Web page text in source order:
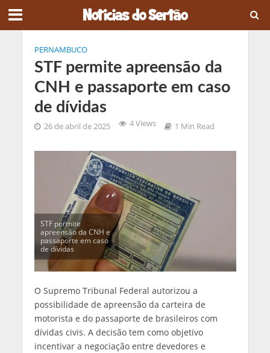
PERNAMBUCO
STF permite apreensão da
CNH e passaporte em caso
de dívidas
26 de abril de 2025 4 Views 1 Min Read
STF permite
apreensão da CNH e
passaporte em caso
de dívidas
O Supremo Tribunal Federal autorizou a
possibilidade de apreensão da carteira de
motorista e do passaporte de brasileiros com
dívidas civis. A decisão tem como objetivo
incentivar a negociação entre devedores e